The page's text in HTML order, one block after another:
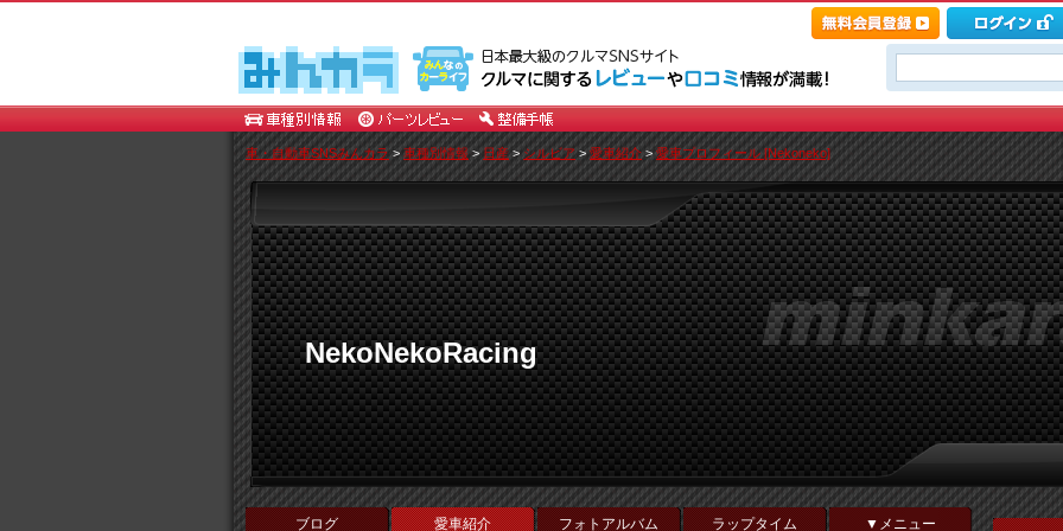
車・自動車SNSみんカラ>車種別情報>日産> シルビア>愛車紹介>愛車プロフィール [Nekoneko]
NekoNekoRacing
ブログ 愛車紹介 フォトアルバム ラップタイム ▼メニュー